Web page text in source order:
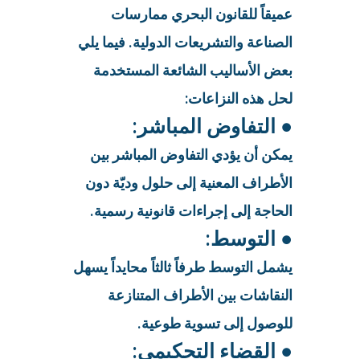
عميقاً للقانون البحري ممارسات
الصناعة والتشريعات الدولية. فيما يلي
بعض الأساليب الشائعة المستخدمة
لحل هذه النزاعات:
● التفاوض المباشر:
يمكن أن يؤدي التفاوض المباشر بين
الأطراف المعنية إلى حلول وديّة دون
الحاجة إلى إجراءات قانونية رسمية.
● التوسط:
يشمل التوسط طرفاً ثالثاً محايداً يسهل
النقاشات بين الأطراف المتنازعة
للوصول إلى تسوية طوعية.
● القضاء التحكيمي: